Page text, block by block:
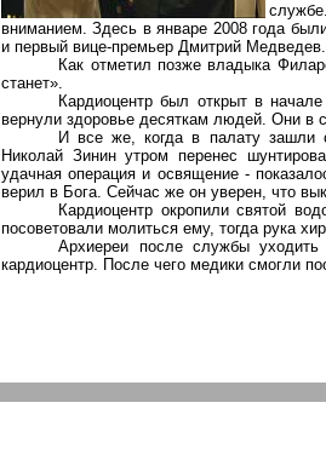
вниманием. Здесь в январе 2008 года
и первый вице-премьер Дмитрий Медведев.
Как отметил позже владыка
станет».
Кардиоцентр был открыт в
вернули здоровье десяткам людей. Они в
И все же, когда в палату зашли
Николай Зинин утром перенес
удачная операция и освящение -
верил в Бога. Сейчас же он уверен, что
Кардиоцентр окропили святой
посоветовали молиться ему, тогда рука
Архиереи после службы
кардиоцентр. После чего медики смогли